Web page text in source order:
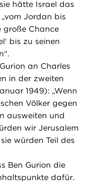
hätte Israel das
Jordan bis
große Chance
bis zu seinen
an Charles
in der zweiten
1949): „Wenn
Völker gegen
ausweiten und
wir Jerusalem
würden Teil des
Ben Gurion die
dafür.